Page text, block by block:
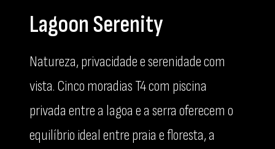
Lagoon Serenity
Natureza, privacidade e serenidade com
vista. Cinco moradias T4 com piscina
privada entre a lagoa e a serra oferecem o
equilíbrio ideal entre praia e floresta, a